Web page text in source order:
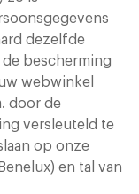
dezelfde
de bescherming
webwinkel
door de
versleuteld te
op onze
en tal van